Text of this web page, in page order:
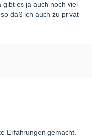
gibt es ja auch noch viel
daß ich auch zu privat
Erfahrungen gemacht.